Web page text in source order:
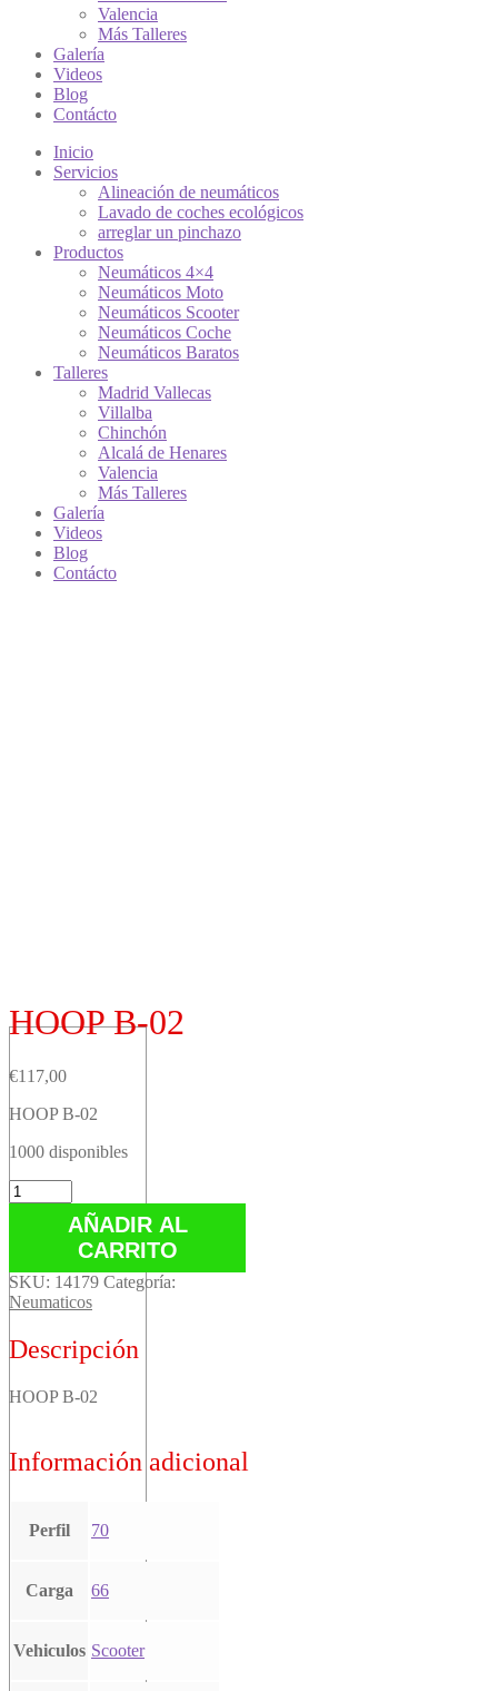
Valencia
Más Talleres
Galería
Videos
Blog
Contácto
Inicio
Servicios
Alineación de neumáticos
Lavado de coches ecológicos
arreglar un pinchazo
Productos
Neumáticos 4×4
Neumáticos Moto
Neumáticos Scooter
Neumáticos Coche
Neumáticos Baratos
Talleres
Madrid Vallecas
Villalba
Chinchón
Alcalá de Henares
Valencia
Más Talleres
Galería
Videos
Blog
Contácto
HOOP B-02
€117,00
HOOP B-02
1000 disponibles
HOOP
B-
AÑADIR AL
CARRITO
SKU: 14179 Categoría:
Neumaticos
Descripción
HOOP B-02
Información adicional
Perfil 70
Carga 66
Vehiculos Scooter